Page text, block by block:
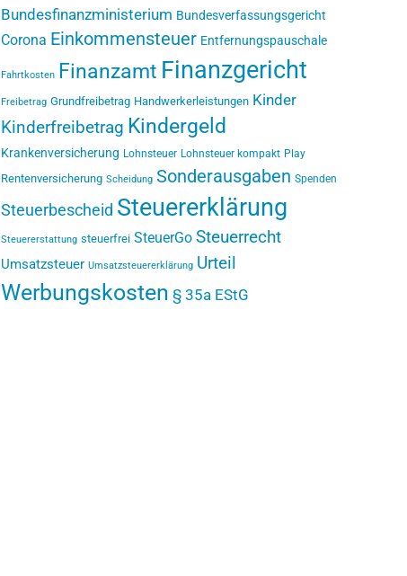
Bundesfinanzministerium Bundesverfassungsgericht
Corona Einkommensteuer Entfernungspauschale
Fahrtkosten Finanzamt Finanzgericht
Freibetrag Grundfreibetrag Handwerkerleistungen Kinder
Kinderfreibetrag Kindergeld
Krankenversicherung Lohnsteuer Lohnsteuer kompakt Play
Rentenversicherung Scheidung Sonderausgaben Spenden
Steuerbescheid Steuererklärung
Steuererstattung steuerfrei SteuerGo Steuerrecht
Umsatzsteuer Umsatzsteuererklärung Urteil
Werbungskosten § 35a EStG